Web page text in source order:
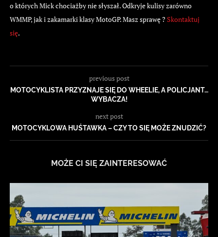
o których Mick chociażby nie słyszał. Odkryje kulisy zarówno
WMMP, jak i zakamarki klasy MotoGP. Masz sprawę ? Skontaktuj
się.
previous post
MOTOCYKLISTA PRZYZNAJE SIĘ DO WHEELIE, A POLICJANT…
WYBACZA!
next post
MOTOCYKLOWA HUŚTAWKA – CZY TO SIĘ MOŻE ZNUDZIĆ?
MOŻE CI SIĘ ZAINTERESOWAĆ